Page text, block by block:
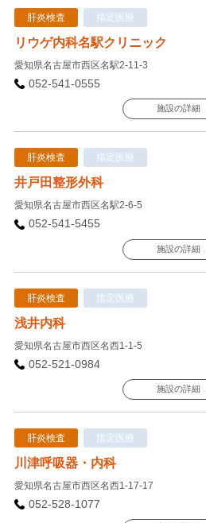
肝炎検査 指定医療
リウゲ内科名駅クリニック
愛知県名古屋市西区名駅2-11-3
052-541-0555
施設の詳細
肝炎検査 指定医療
井戸田整形外科
愛知県名古屋市西区名駅2-6-5
052-541-5455
施設の詳細
肝炎検査 指定医療
浅井内科
愛知県名古屋市西区名西1-1-5
052-521-0984
施設の詳細
肝炎検査 指定医療
川津呼吸器・内科
愛知県名古屋市西区名西1-17-17
052-528-1077